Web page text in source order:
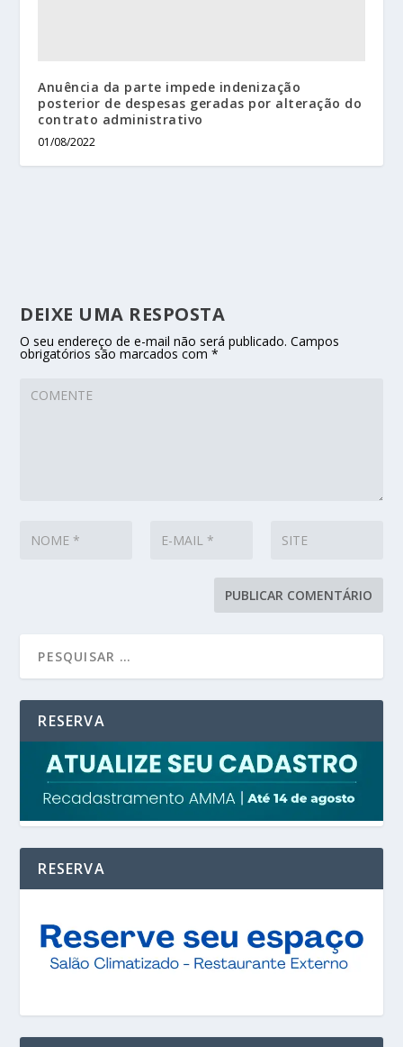
Anuência da parte impede indenização
posterior de despesas geradas por alteração do
contrato administrativo
01/08/2022
DEIXE UMA RESPOSTA
O seu endereço de e-mail não será publicado. Campos
obrigatórios são marcados com*
RESERVA
RESERVA